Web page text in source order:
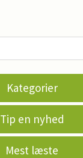
Kategorier
Tip en nyhed
Mest læste